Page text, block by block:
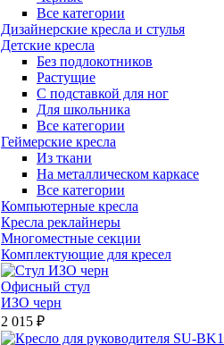
Все категории
Дизайнерские кресла и стулья
Детские кресла
Без подлокотников
Растущие
С подставкой для ног
Для школьника
Все категории
Геймерские кресла
Из ткани
На металлическом каркасе
Все категории
Компьютерные кресла
Кресла реклайнеры
Многоместные секции
Комплектующие для кресел
Офисный стул
ИЗО черн
2 015 ₽